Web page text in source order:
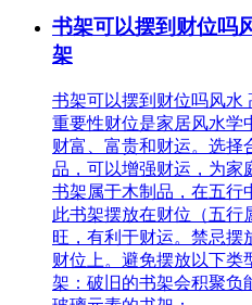
书架可以摆到财位吗
架
书架可以摆到财位吗风水
重要性财位是家居风水学
财富、富贵和财运。选择
品，可以增强财运，为家
书架属于木制品，在五行
此书架摆放在财位（五行
旺，有利于财运。禁忌摆
财位上。避免摆放以下类
架：破旧的书架会积聚负